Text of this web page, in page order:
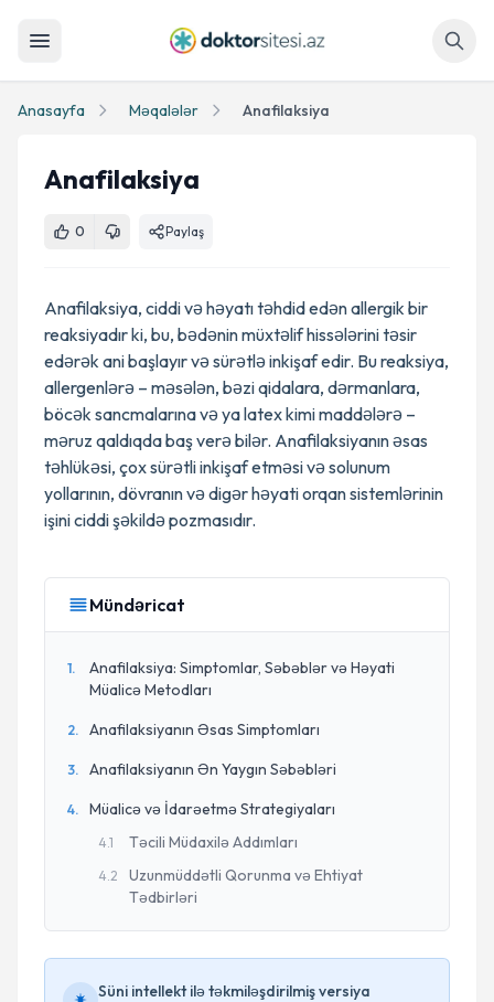
Anasayfa Məqalələr Anafilaksiya
Anafilaksiya
0 Paylaş
Anafilaksiya, ciddi və həyatı təhdid edən allergik bir
reaksiyadır ki, bu, bədənin müxtəlif hissələrini təsir
edərək ani başlayır və sürətlə inkişaf edir. Bu reaksiya,
allergenlərə – məsələn, bəzi qidalara, dərmanlara,
böcək sancmalarına və ya latex kimi maddələrə –
məruz qaldıqda baş verə bilər. Anafilaksiyanın əsas
təhlükəsi, çox sürətli inkişaf etməsi və solunum
yollarının, dövranın və digər həyati orqan sistemlərinin
işini ciddi şəkildə pozmasıdır.
Mündəricat
1.
Anafilaksiya: Simptomlar, Səbəblər və Həyati
Müalicə Metodları
2. Anafilaksiyanın Əsas Simptomları
3. Anafilaksiyanın Ən Yaygın Səbəbləri
4. Müalicə və İdarəetmə Strategiyaları
4.1 Təcili Müdaxilə Addımları
4.2
Uzunmüddətli Qorunma və Ehtiyat
Tədbirləri
Süni intellekt ilə təkmiləşdirilmiş versiya